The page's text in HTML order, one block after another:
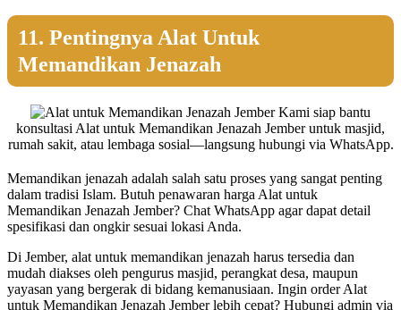
11. Pentingnya Alat Untuk
Memandikan Jenazah
Kami siap bantu
konsultasi Alat untuk Memandikan Jenazah Jember untuk masjid,
rumah sakit, atau lembaga sosial—langsung hubungi via WhatsApp.
Memandikan jenazah adalah salah satu proses yang sangat penting
dalam tradisi Islam. Butuh penawaran harga Alat untuk
Memandikan Jenazah Jember? Chat WhatsApp agar dapat detail
spesifikasi dan ongkir sesuai lokasi Anda.
Di Jember, alat untuk memandikan jenazah harus tersedia dan
mudah diakses oleh pengurus masjid, perangkat desa, maupun
yayasan yang bergerak di bidang kemanusiaan. Ingin order Alat
untuk Memandikan Jenazah Jember lebih cepat? Hubungi admin via